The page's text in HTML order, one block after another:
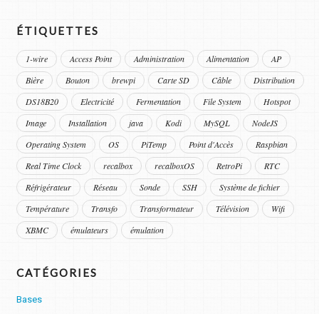
ÉTIQUETTES
1-wire Access Point Administration Alimentation
AP
Bière
Bouton brewpi Carte SD Câble
Distribution
DS18B20
Electricité Fermentation File System
Hotspot
Image
Installation java Kodi MySQL
NodeJS
Operating System
OS PiTemp Point d'Accès
Raspbian
Real Time Clock
recalbox recalboxOS RetroPi
RTC
Réfrigérateur
Réseau Sonde SSH
Système de fichier
Température
Transfo Transformateur Télévision
Wifi
XBMC
émulateurs émulation
CATÉGORIES
Bases